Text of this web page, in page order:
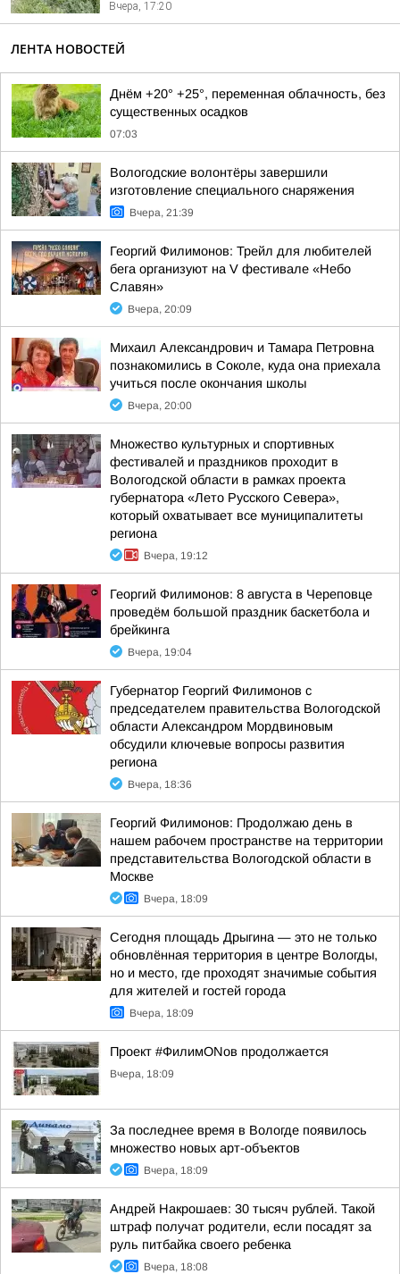
Вчера, 17:20
ЛЕНТА НОВОСТЕЙ
Днём +20° +25°, переменная облачность, без
существенных осадков
07:03
Вологодские волонтёры завершили
изготовление специального снаряжения
Вчера, 21:39
Георгий Филимонов: Трейл для любителей
бега организуют на V фестивале «Небо
Славян»
Вчера, 20:09
Михаил Александрович и Тамара Петровна
познакомились в Соколе, куда она приехала
учиться после окончания школы
Вчера, 20:00
Множество культурных и спортивных
фестивалей и праздников проходит в
Вологодской области в рамках проекта
губернатора «Лето Русского Севера»,
который охватывает все муниципалитеты
региона
Вчера, 19:12
Георгий Филимонов: 8 августа в Череповце
проведём большой праздник баскетбола и
брейкинга
Вчера, 19:04
Губернатор Георгий Филимонов с
председателем правительства Вологодской
области Александром Мордвиновым
обсудили ключевые вопросы развития
региона
Вчера, 18:36
Георгий Филимонов: Продолжаю день в
нашем рабочем пространстве на территории
представительства Вологодской области в
Москве
Вчера, 18:09
Сегодня площадь Дрыгина — это не только
обновлённая территория в центре Вологды,
но и место, где проходят значимые события
для жителей и гостей города
Вчера, 18:09
Проект #ФилимONов продолжается
Вчера, 18:09
За последнее время в Вологде появилось
множество новых арт-объектов
Вчера, 18:09
Андрей Накрошаев: 30 тысяч рублей. Такой
штраф получат родители, если посадят за
руль питбайка своего ребенка
Вчера, 18:08